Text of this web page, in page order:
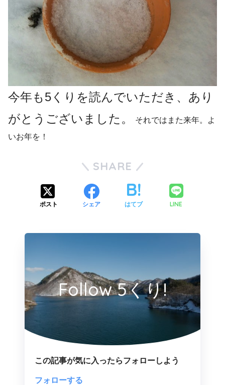
今年も5くりを読んでいただき、あり
がとうございました。
それではまた来年。よ
いお年を！
SHARE
ポスト シェア はてブ LINE
Follow 5くり!
この記事が気に入ったらフォローしよう
フォローする